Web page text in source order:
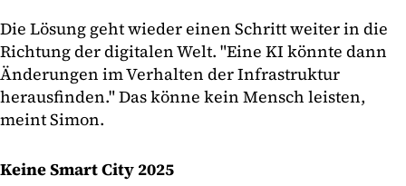
Die Lösung geht wieder einen Schritt weiter in die
Richtung der digitalen Welt. "Eine KI könnte dann
Änderungen im Verhalten der Infrastruktur
herausfinden." Das könne kein Mensch leisten,
meint Simon.
Keine Smart City 2025